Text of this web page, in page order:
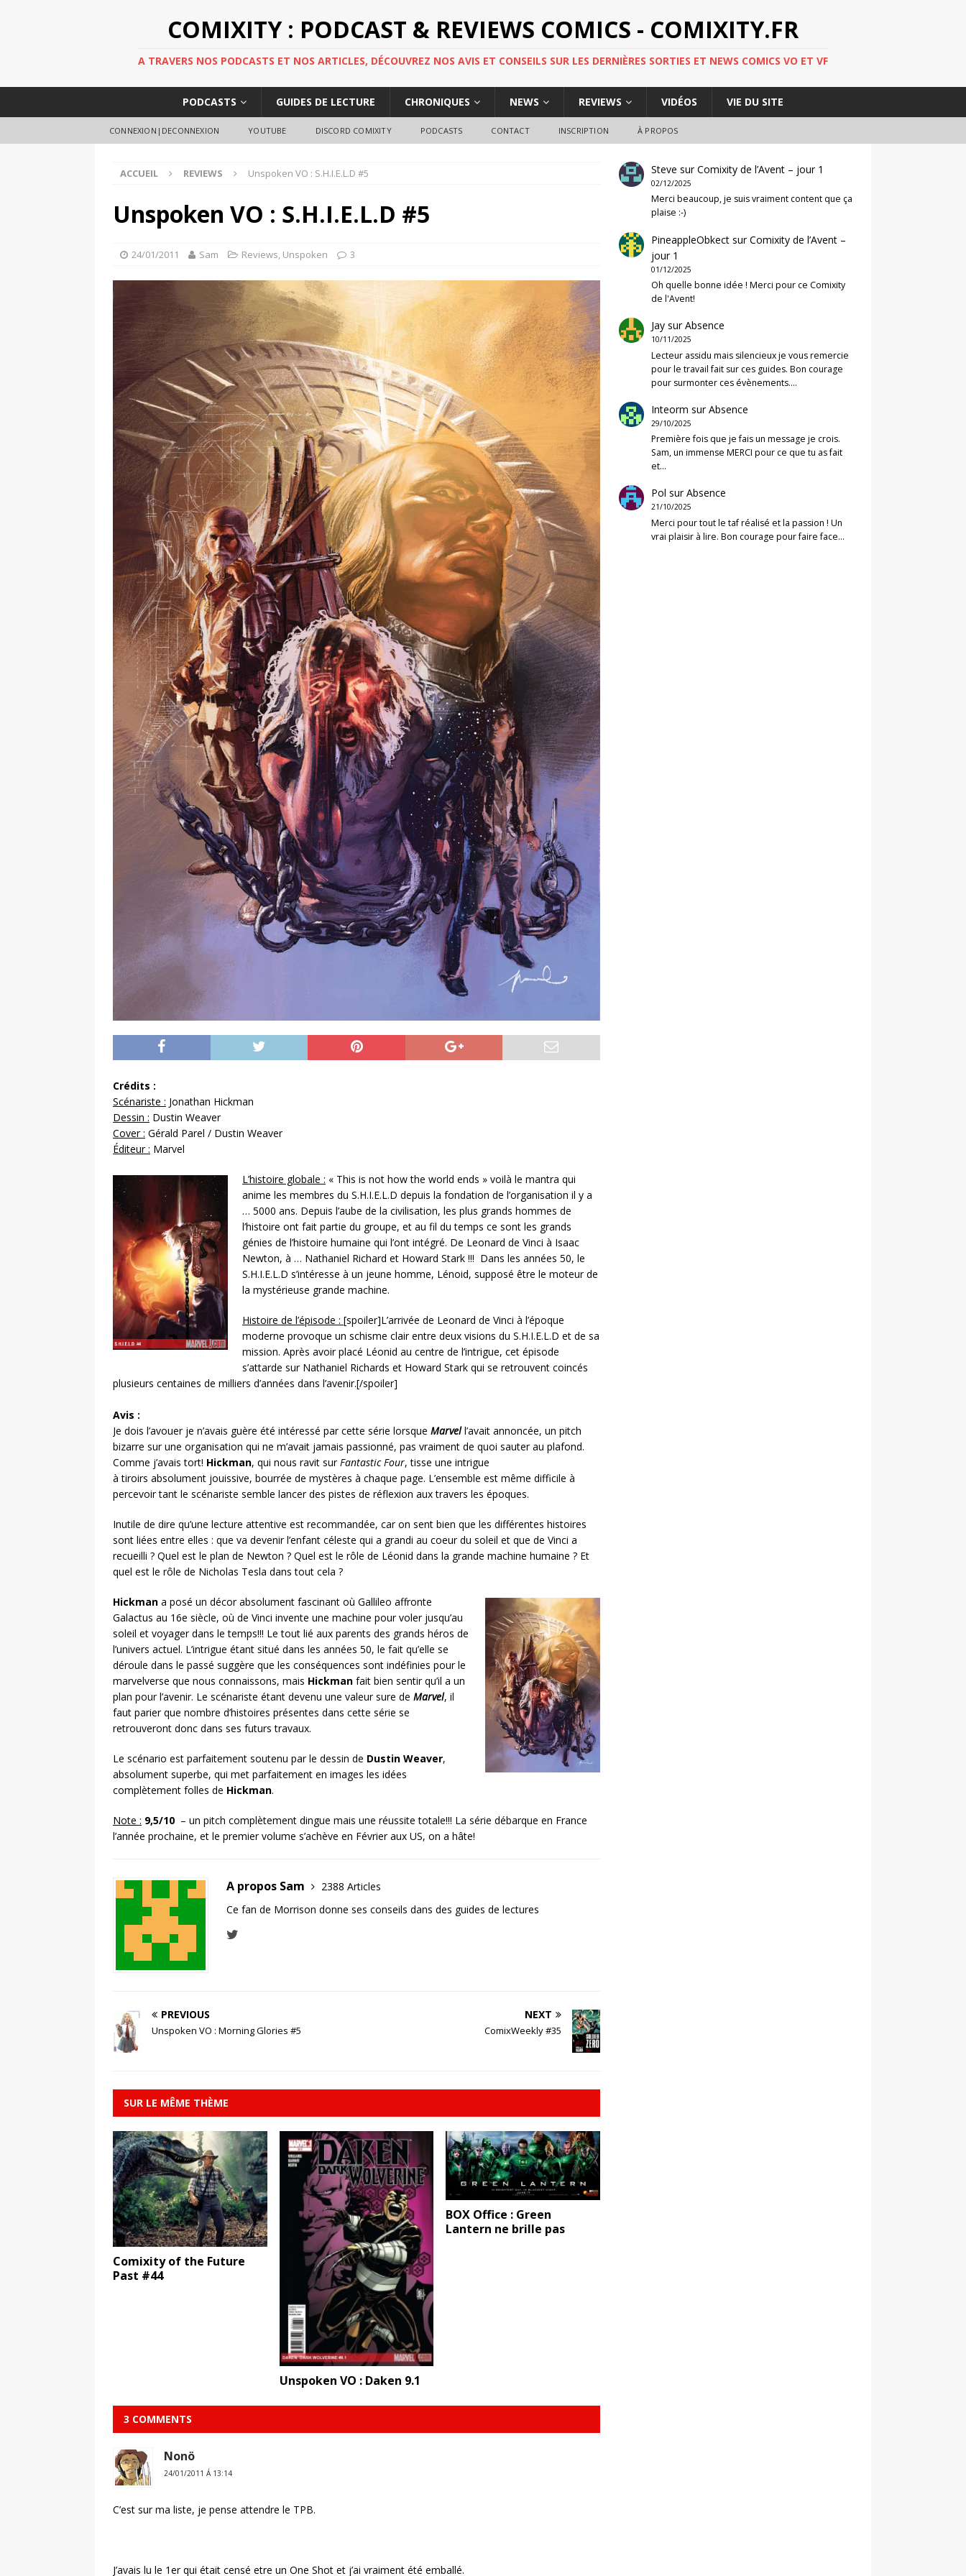
COMIXITY : PODCAST & REVIEWS COMICS - COMIXITY.FR
A TRAVERS NOS PODCASTS ET NOS ARTICLES, DÉCOUVREZ NOS AVIS ET CONSEILS SUR LES DERNIÈRES SORTIES ET NEWS COMICS VO ET VF
PODCASTS GUIDES DE LECTURE CHRONIQUES NEWS REVIEWS VIDÉOS VIE DU SITE
CONNEXION|DECONNEXION YOUTUBE DISCORD COMIXITY PODCASTS CONTACT INSCRIPTION À PROPOS
ACCUEIL REVIEWS Unspoken VO : S.H.I.E.L.D #5
Unspoken VO : S.H.I.E.L.D #5
24/01/2011 Sam Reviews, Unspoken 3
Crédits :
Scénariste : Jonathan Hickman
Dessin : Dustin Weaver
Cover : Gérald Parel / Dustin Weaver
Éditeur : Marvel
L’histoire globale : « This is not how the world ends » voilà le mantra qui
anime les membres du S.H.I.E.L.D depuis la fondation de l’organisation il y a
… 5000 ans. Depuis l’aube de la civilisation, les plus grands hommes de
l’histoire ont fait partie du groupe, et au fil du temps ce sont les grands
génies de l’histoire humaine qui l’ont intégré. De Leonard de Vinci à Isaac
Newton, à … Nathaniel Richard et Howard Stark !!! Dans les années 50, le
S.H.I.E.L.D s’intéresse à un jeune homme, Lénoid, supposé être le moteur de
la mystérieuse grande machine.
Histoire de l’épisode : [spoiler]L’arrivée de Leonard de Vinci à l’époque
moderne provoque un schisme clair entre deux visions du S.H.I.E.L.D et de sa
mission. Après avoir placé Léonid au centre de l’intrigue, cet épisode
s’attarde sur Nathaniel Richards et Howard Stark qui se retrouvent coincés
plusieurs centaines de milliers d’années dans l’avenir.[/spoiler]
Avis :
Je dois l’avouer je n’avais guère été intéressé par cette série lorsque Marvell’avait annoncée, un pitch
bizarre sur une organisation qui ne m’avait jamais passionné, pas vraiment de quoi sauter au plafond.
Comme j’avais tort! Hickman, qui nous ravit surFantastic Four, tisse une intrigue
à tiroirs absolument jouissive, bourrée de mystères à chaque page. L’ensemble est même difficile à
percevoir tant le scénariste semble lancer des pistes de réflexion aux travers les époques.
Inutile de dire qu’une lecture attentive est recommandée, car on sent bien que les différentes histoires
sont liées entre elles : que va devenir l’enfant céleste qui a grandi au coeur du soleil et que de Vinci a
recueilli ? Quel est le plan de Newton ? Quel est le rôle de Léonid dans la grande machine humaine ? Et
quel est le rôle de Nicholas Tesla dans tout cela ?
Hickman a posé un décor absolument fascinant où Gallileo affronte
Galactus au 16e siècle, où de Vinci invente une machine pour voler jusqu’au
soleil et voyager dans le temps!!! Le tout lié aux parents des grands héros de
l’univers actuel. L’intrigue étant situé dans les années 50, le fait qu’elle se
déroule dans le passé suggère que les conséquences sont indéfinies pour le
marvelverse que nous connaissons, mais Hickman fait bien sentir qu’il a un
plan pour l’avenir. Le scénariste étant devenu une valeur sure de Marvel, il
faut parier que nombre d’histoires présentes dans cette série se
retrouveront donc dans ses futurs travaux.
Le scénario est parfaitement soutenu par le dessin de Dustin Weaver,
absolument superbe, qui met parfaitement en images les idées
complètement folles de Hickman.
Note : 9,5/10 – un pitch complètement dingue mais une réussite totale!!! La série débarque en France
l’année prochaine, et le premier volume s’achève en Février aux US, on a hâte!
A propos Sam
2388 Articles
Ce fan de Morrison donne ses conseils dans des guides de lectures
PREVIOUS
Unspoken VO : Morning Glories #5
NEXT
ComixWeekly #35
SUR LE MÊME THÈME
Comixity of the Future
Past #44
Unspoken VO : Daken 9.1
BOX Office : Green
Lantern ne brille pas
3 COMMENTS
Nonö
24/01/2011 Á 13:14
C’est sur ma liste, je pense attendre le TPB.
J’avais lu le 1er qui était censé etre un One Shot et j’ai vraiment été emballé.
Steve surComixity de l’Avent – jour 1
02/12/2025
Merci beaucoup, je suis vraiment content que ça
plaise :-)
PineappleObkect surComixity de l’Avent –
jour 1
01/12/2025
Oh quelle bonne idée ! Merci pour ce Comixity
de l'Avent!
Jay surAbsence
10/11/2025
Lecteur assidu mais silencieux je vous remercie
pour le travail fait sur ces guides. Bon courage
pour surmonter ces évènements.…
Inteorm surAbsence
29/10/2025
Première fois que je fais un message je crois.
Sam, un immense MERCI pour ce que tu as fait
et…
Pol surAbsence
21/10/2025
Merci pour tout le taf réalisé et la passion ! Un
vrai plaisir à lire. Bon courage pour faire face…